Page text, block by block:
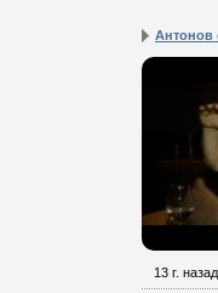
Антонов
13 г. назад